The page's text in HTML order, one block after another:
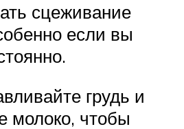
сцеживание
если вы
грудь и
молоко, чтобы